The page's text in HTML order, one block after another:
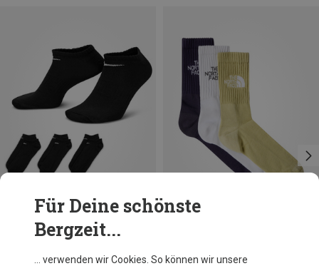
Du sparst 21%
Für Deine schönste
Bergzeit...
… verwenden wir Cookies. So können wir unsere